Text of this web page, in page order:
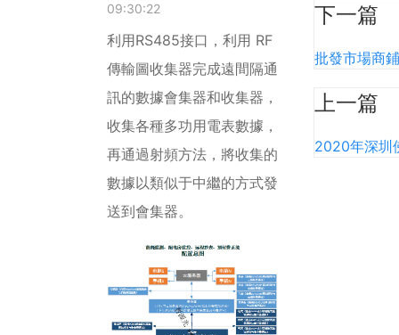
09:30:22
利用RS485接口，利用 RF
傳輸圖收集器完成遠間隔通
訊的數據會集器和收集器，
收集各種多功用電表數據，
再通過射頻方法，將收集的
數據以類似于中繼的方式發
送到會集器。
下一篇
批發市場商
上一篇
2020年深圳